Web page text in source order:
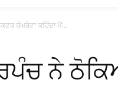
ਰੰਘਰੇਟਾ ਕਹਿੰਦਾ ਮੈਂ...
ਨੇ